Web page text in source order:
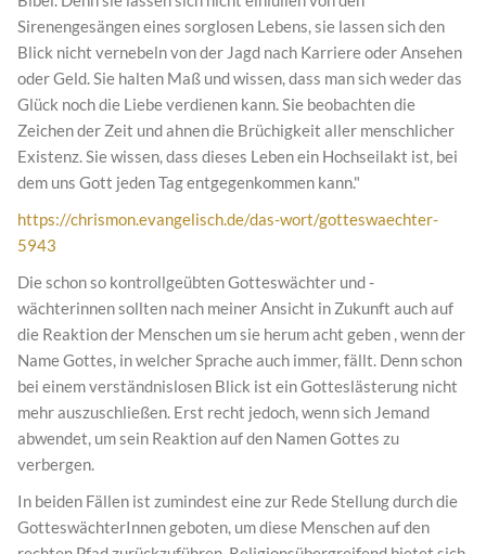
Sirenengesängen eines sorglosen Lebens, sie lassen sich den
Blick nicht vernebeln von der Jagd nach Karriere oder Ansehen
oder Geld. Sie halten Maß und wissen, dass man sich weder das
Glück noch die Liebe verdienen kann. Sie beobachten die
Zeichen der Zeit und ahnen die Brüchigkeit aller menschlicher
Existenz. Sie wissen, dass dieses Leben ein Hochseilakt ist, bei
dem uns Gott jeden Tag entgegenkommen kann."
https://chrismon.evangelisch.de/das-wort/gotteswaechter-
5943
Die schon so kontrollgeübten Gotteswächter und -
wächterinnen sollten nach meiner Ansicht in Zukunft auch auf
die Reaktion der Menschen um sie herum acht geben , wenn der
Name Gottes, in welcher Sprache auch immer, fällt. Denn schon
bei einem verständnislosen Blick ist ein Gotteslästerung nicht
mehr auszuschließen. Erst recht jedoch, wenn sich Jemand
abwendet, um sein Reaktion auf den Namen Gottes zu
verbergen.
In beiden Fällen ist zumindest eine zur Rede Stellung durch die
GotteswächterInnen geboten, um diese Menschen auf den